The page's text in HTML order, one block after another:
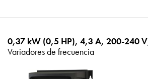
0,37 kW (0,5 HP), 4,3 A, 200-240
Variadores de frecuencia